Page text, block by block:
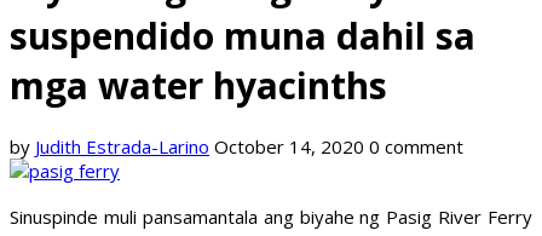
suspendido muna dahil sa
mga water hyacinths
by Judith Estrada-Larino October 14, 2020 0 comment
Sinuspinde muli pansamantala ang biyahe ng Pasig River Ferry